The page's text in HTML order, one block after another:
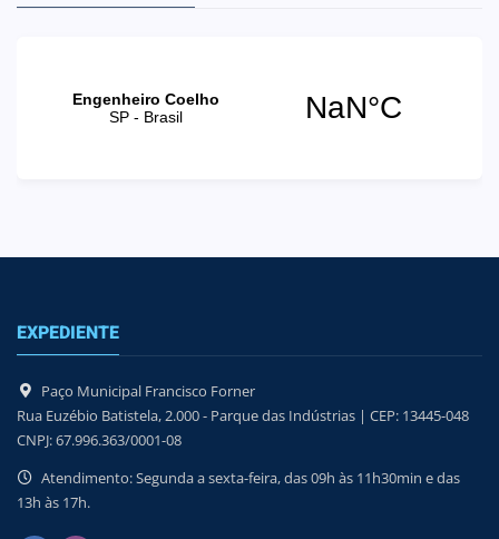
EXPEDIENTE
Paço Municipal Francisco Forner
Rua Euzébio Batistela, 2.000 - Parque das Indústrias | CEP: 13445-048
CNPJ: 67.996.363/0001-08
Atendimento: Segunda a sexta-feira, das 09h às 11h30min e das
13h às 17h.